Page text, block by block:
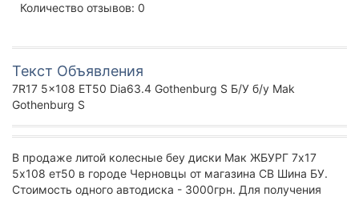
Количество отзывов: 0
Текст Объявления
7R17 5x108 ET50 Dia63.4 Gothenburg S Б/У б/у Mak
Gothenburg S
В продаже литой колесные беу диски Мак ЖБУРГ 7х17
5х108 ет50 в городе Черновцы от магазина СВ Шина БУ.
Стоимость одного автодиска - 3000грн. Для получения